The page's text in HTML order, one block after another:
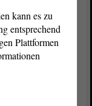
von
Kosmehl.
kann es zu
entsprechend
Plattformen